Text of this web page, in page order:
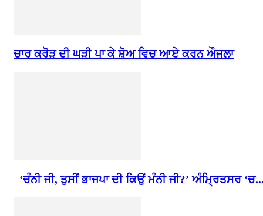
ਚਾਰ ਕਰੋੜ ਦੀ ਘੜੀ ਪਾ ਕੇ ਸ਼ੋਅ ਵਿਚ ਆਏ ਕਰਨ ਔਜਲਾ
‘ਚੰਨੀ ਜੀ, ਤੁਸੀਂ ਭਾਜਪਾ ਦੀ ਕਿਉਂ ਮੰਨੀ ਜੀ?’ ਅੰਮ੍ਰਿਤਸਰ